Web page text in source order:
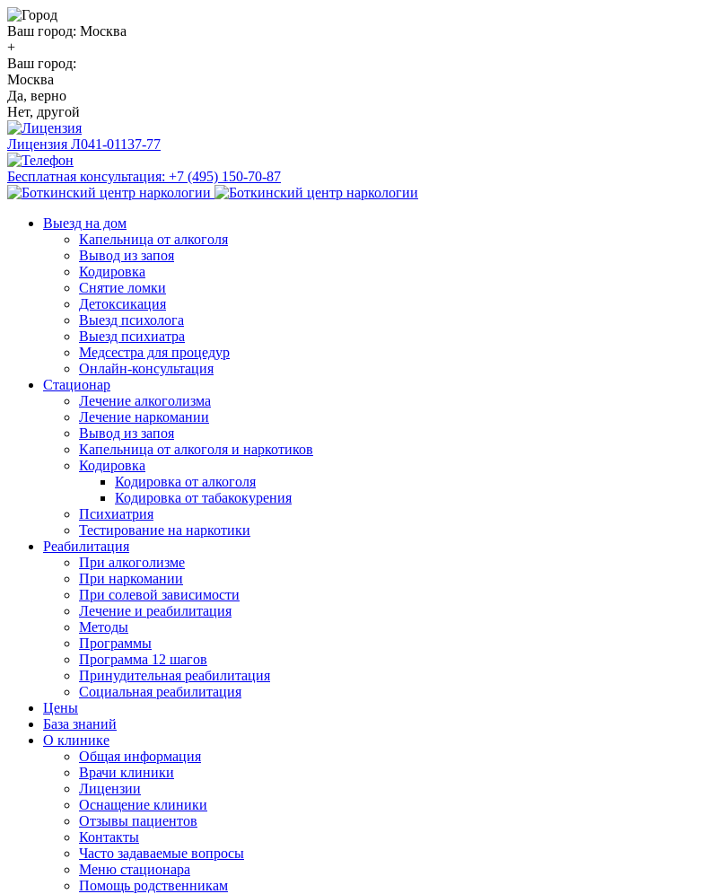
Ваш город: Москва
+
Ваш город:
Москва
Да, верно
Нет, другой
Лицензия Л041-01137-77
Бесплатная консультация: +7 (495) 150-70-87
Выезд на дом
Капельница от алкоголя
Вывод из запоя
Кодировка
Снятие ломки
Детоксикация
Выезд психолога
Выезд психиатра
Медсестра для процедур
Онлайн-консультация
Стационар
Лечение алкоголизма
Лечение наркомании
Вывод из запоя
Капельница от алкоголя и наркотиков
Кодировка
Кодировка от алкоголя
Кодировка от табакокурения
Психиатрия
Тестирование на наркотики
Реабилитация
При алкоголизме
При наркомании
При солевой зависимости
Лечение и реабилитация
Методы
Программы
Программа 12 шагов
Принудительная реабилитация
Социальная реабилитация
Цены
База знаний
О клинике
Общая информация
Врачи клиники
Лицензии
Оснащение клиники
Отзывы пациентов
Контакты
Часто задаваемые вопросы
Меню стационара
Помощь родственникам